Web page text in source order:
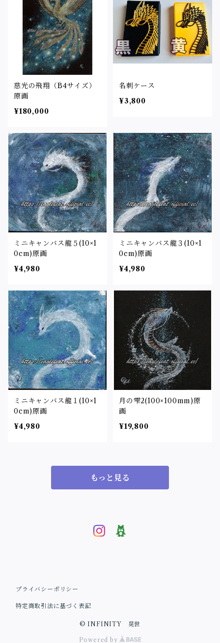
慈光の飛翔（B4サイズ）
原画
¥180,000
名刺ケース
¥3,800
ミニキャンバス龍５(10×1
0cm)原画
¥4,980
ミニキャンバス龍３(10×1
0cm)原画
¥4,980
ミニキャンバス龍１(10×1
0cm)原画
¥4,980
月の雫2(100×100mm)原
画
¥19,800
もっと見る
プライバシーポリシー
特定商取引法に基づく表記
© INFINITY 晃世
Powered by